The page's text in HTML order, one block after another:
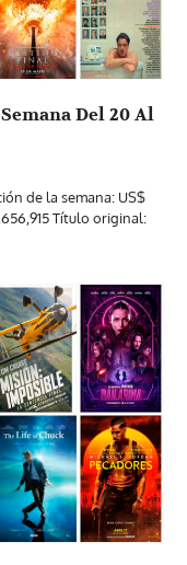
Del 20 Al
de la semana: US$
Título original: